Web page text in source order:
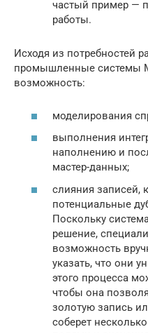
частый пример —
работы.
Исходя из потребностей
промышленные системы
возможность:
моделирования
выполнения
наполнению и
мастер-данных;
слияния записей,
потенциальные
Поскольку
решение,
возможность
указать, что они
этого процесса
чтобы она
золотую запись
соберет